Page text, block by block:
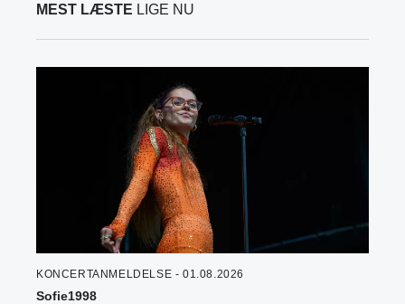
MEST LÆSTE LIGE NU
KONCERTANMELDELSE - 01.08.2026
Sofie1998